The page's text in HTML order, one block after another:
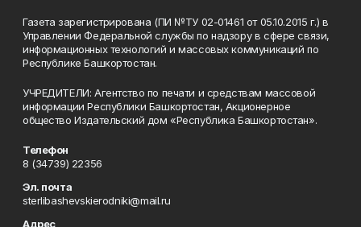
Газета зарегистрирована (ПИ №ТУ 02-01461 от 05.10.2015 г.) в
Управлении Федеральной службы по надзору в сфере связи,
информационных технологий и массовых коммуникаций по
Республике Башкортостан.
УЧРЕДИТЕЛИ: Агентство по печати и средствам массовой
информации Республики Башкортостан, Акционерное
общество Издательский дом «Республика Башкортостан».
Телефон
8 (34739) 22356
Эл. почта
sterlibashevskierodniki@mail.ru
Адрес